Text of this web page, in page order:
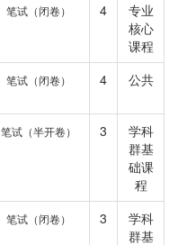
笔试（闭卷） 4
专业
核心
课程
笔试（闭卷） 4 公共
笔试（半开卷） 3
学科
群基
础课
程
笔试（闭卷） 3
学科
群基